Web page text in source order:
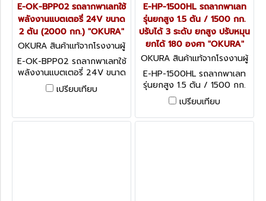
E-OK-BPP02 รถลากพาเลทใช้
พลังงานแบตเตอรี่ 24V ขนาด
2 ตัน (2000 กก.) "OKURA"
OKURA สินค้าแท้จากโรงงานผู้
ผลิต E-OK-BPP02
E-OK-BPP02 รถลากพาเลทใช้
พลังงานแบตเตอรี่ 24V ขนาด
2 ตัน (2000 กก.) "OKURA"
เปรียบเทียบ
E-HP-1500HL รถลากพาเลท
รุ่นยกสูง 1.5 ตัน / 1500 กก.
ปรับได้ 3 ระดับ ยกสูง ปรับหมุน
ยกได้ 180 องศา "OKURA"
OKURA สินค้าแท้จากโรงงานผู้
ผลิต E-HP-1500HL
E-HP-1500HL รถลากพาเลท
รุ่นยกสูง 1.5 ตัน / 1500 กก.
ปรับได้ 3 ระดับ ยกสูง ปรับหมุน
ยกได้ 180 องศา "OKURA"
เปรียบเทียบ